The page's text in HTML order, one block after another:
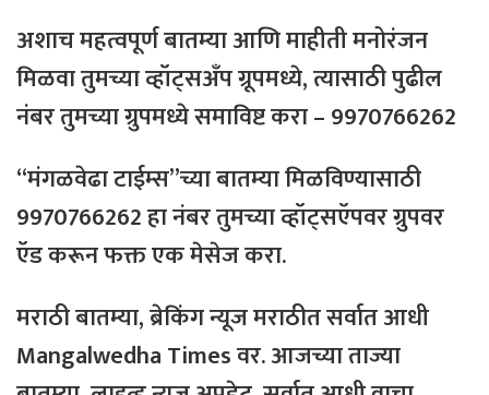
अशाच महत्वपूर्ण बातम्या आणि माहीती मनोरंजन
मिळवा तुमच्या व्हॉट्सअँप ग्रूपमध्ये, त्यासाठीपुढील
नंबरतुमच्याग्रुपमध्येसमाविष्टकरा – 9970766262
“मंगळवेढा टाईम्स”च्या बातम्या मिळविण्यासाठी
9970766262 हा नंबर तुमच्या व्हॉट्सऍपवर ग्रुपवर
ऍड करून फक्त एक मेसेज करा.
मराठी बातम्या, ब्रेकिंग न्यूज मराठीत सर्वात आधी
Mangalwedha Times वर. आजच्या ताज्या